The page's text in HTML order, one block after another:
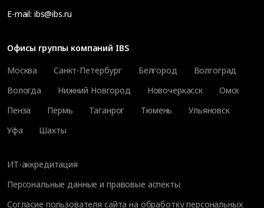
E-mail: ibs@ibs.ru
Офисы группы компаний IBS
Москва
Санкт-Петербург Белгород
Волгоград
Вологда
Нижний Новгород Новочеркасск
Омск
Пенза
Пермь Таганрог Тюмень
Ульяновск
Уфа
Шахты
ИТ-аккредитация
Персональные данные и правовые аспекты
Согласие пользователя сайта на обработку персональных